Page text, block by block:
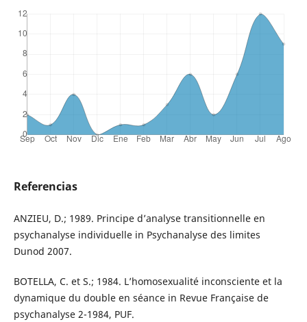
Referencias
ANZIEU, D.; 1989. Principe d’analyse transitionnelle en
psychanalyse individuelle in Psychanalyse des limites
Dunod 2007.
BOTELLA, C. et S.; 1984. L’homosexualité inconsciente et la
dynamique du double en séance in Revue Française de
psychanalyse 2-1984, PUF.